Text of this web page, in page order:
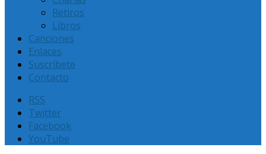
Retiros
Libros
Canciones
Enlaces
Suscríbete
Contacto
RSS
Twitter
Facebook
YouTube